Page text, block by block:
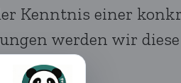
Kenntnis einer
werden wir